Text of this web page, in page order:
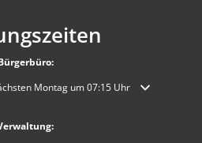
oder Schließzeiten auszublenden
Montag um 07:15 Uhr